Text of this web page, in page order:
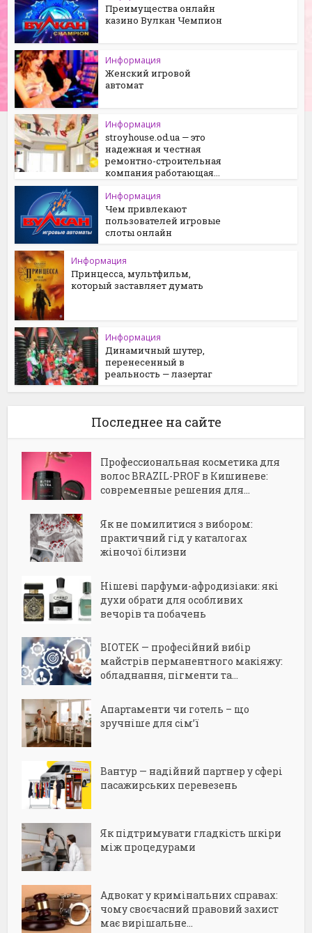
Преимущества онлайн
казино Вулкан Чемпион
Информация
Женский игровой
автомат
Информация
stroyhouse.od.ua — это
надежная и честная
ремонтно-строительная
компания работающая...
Информация
Чем привлекают
пользователей игровые
слоты онлайн
Информация
Принцесса, мультфильм,
который заставляет думать
Информация
Динамичный шутер,
перенесенный в
реальность — лазертаг
Последнее на сайте
Профессиональная косметика для
волос BRAZIL-PROF в Кишиневе:
современные решения для...
Як не помилитися з вибором:
практичний гід у каталогах
жіночої білизни
Нішеві парфуми-афродизіаки: які
духи обрати для особливих
вечорів та побачень
BIOTEK — професійний вибір
майстрів перманентного макіяжу:
обладнання, пігменти та...
Апартаменти чи готель – що
зручніше для сім’ї
Вантур — надійний партнер у сфері
пасажирських перевезень
Як підтримувати гладкість шкіри
між процедурами
Адвокат у кримінальних справах:
чому своєчасний правовий захист
має вирішальне...